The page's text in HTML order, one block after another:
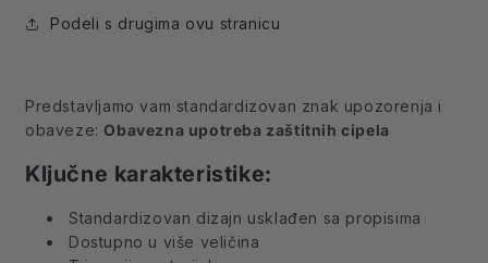
Podeli s drugima ovu stranicu
Predstavljamo vam standardizovan znak upozorenja i
obaveze:Obavezna upotreba zaštitnih cipela
Ključne karakteristike:
Standardizovan dizajn usklađen sa propisima
Dostupno u više veličina